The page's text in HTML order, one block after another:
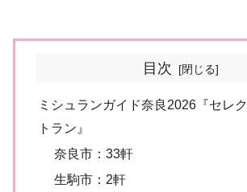
目次
ミシュランガイド奈良2026『セレ
トラン』
奈良市：33軒
生駒市：2軒